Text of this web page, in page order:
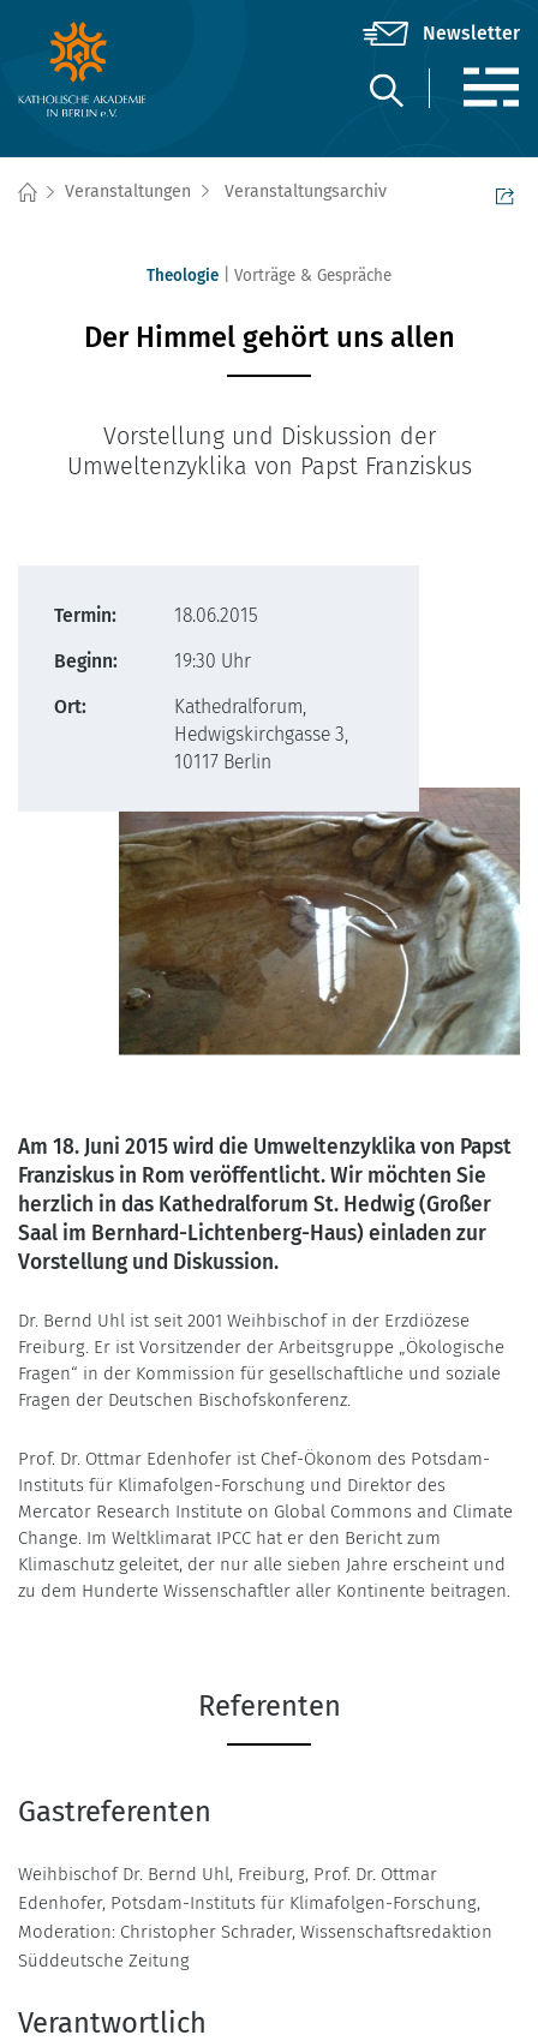
Veranstaltungen Veranstaltungsarchiv
Theologie Vorträge & Gespräche
Der Himmel gehört uns allen
Vorstellung und Diskussion der
Umweltenzyklika von Papst Franziskus
Termin:
18.06.2015
Beginn:
19:30 Uhr
Ort:
Kathedralforum,
Hedwigskirchgasse 3,
10117 Berlin
Am 18. Juni 2015 wird die Umweltenzyklika von Papst
Franziskus in Rom veröffentlicht. Wir möchten Sie
herzlich in das Kathedralforum St. Hedwig (Großer
Saal im Bernhard-Lichtenberg-Haus) einladen zur
Vorstellung und Diskussion.
Dr. Bernd Uhl ist seit 2001 Weihbischof in der Erzdiözese
Freiburg. Er ist Vorsitzender der Arbeitsgruppe „Ökologische
Fragen“ in der Kommission für gesellschaftliche und soziale
Fragen der Deutschen Bischofskonferenz.
Prof. Dr. Ottmar Edenhofer ist Chef-Ökonom des Potsdam-
Instituts für Klimafolgen-Forschung und Direktor des
Mercator Research Institute on Global Commons and Climate
Change. Im Weltklimarat IPCC hat er den Bericht zum
Klimaschutz geleitet, der nur alle sieben Jahre erscheint und
zu dem Hunderte Wissenschaftler aller Kontinente beitragen.
Referenten
Gastreferenten
Weihbischof Dr. Bernd Uhl, Freiburg, Prof. Dr. Ottmar
Edenhofer, Potsdam-Instituts für Klimafolgen-Forschung,
Moderation: Christopher Schrader, Wissenschaftsredaktion
Süddeutsche Zeitung
Verantwortlich